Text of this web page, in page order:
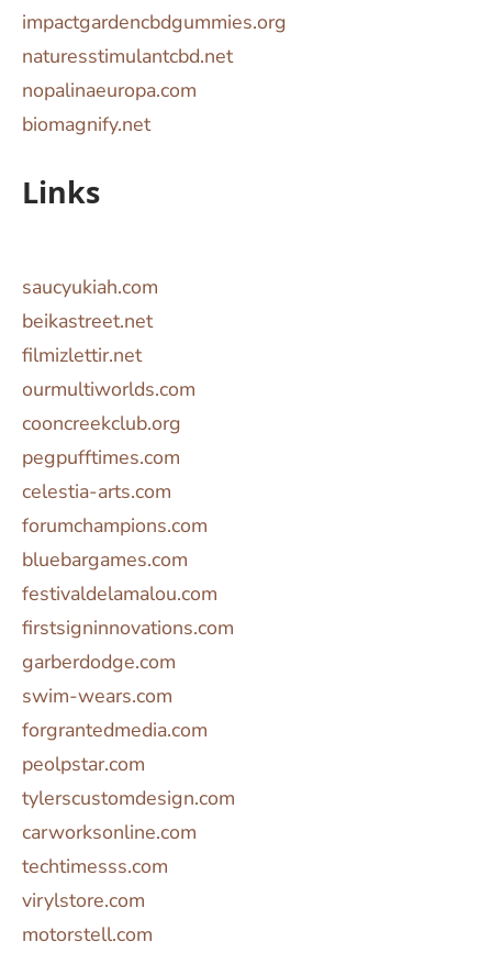
impactgardencbdgummies.org
naturesstimulantcbd.net
nopalinaeuropa.com
biomagnify.net
Links
saucyukiah.com
beikastreet.net
filmizlettir.net
ourmultiworlds.com
cooncreekclub.org
pegpufftimes.com
celestia-arts.com
forumchampions.com
bluebargames.com
festivaldelamalou.com
firstsigninnovations.com
garberdodge.com
swim-wears.com
forgrantedmedia.com
peolpstar.com
tylerscustomdesign.com
carworksonline.com
techtimesss.com
virylstore.com
motorstell.com